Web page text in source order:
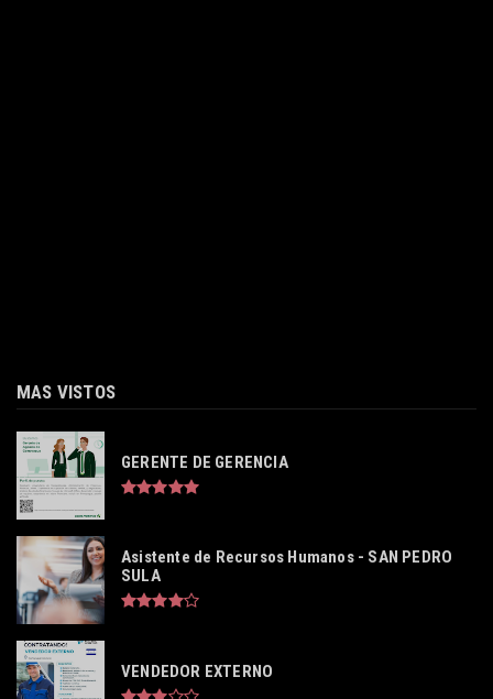
MAS VISTOS
GERENTE DE GERENCIA
Asistente de Recursos Humanos - SAN PEDRO
SULA
VENDEDOR EXTERNO